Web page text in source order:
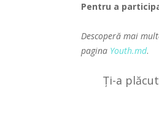
Pentru a
Descoperă mai
pagina Youth.md.
Ți-a